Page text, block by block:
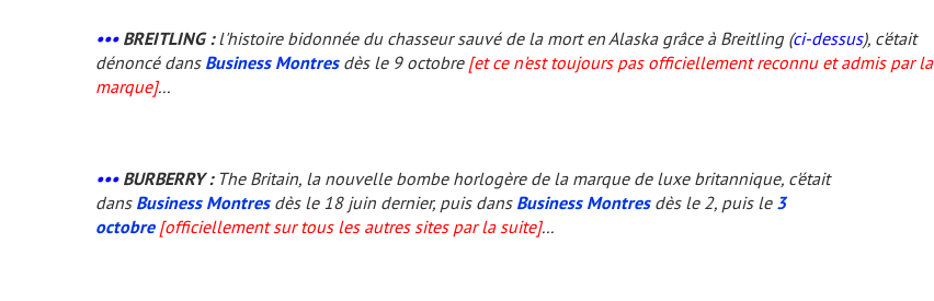
•••BREITLING :l'histoire bidonnée du chasseur sauvé de la mort en Alaska grâce à Breitling (ci-dessus), c'était
dénoncé dans Business Montresdès le 9 octobre [et ce n'est toujours pas officiellement reconnu et admis par la
marque]...
•••BURBERRY :The Britain, la nouvelle bombe horlogère de la marque de luxe britannique, c'était
dans Business Montresdès le 18 juin dernier, puis dans Business Montresdès le 2, puis le 3
octobre [officiellement sur tous les autres sites par la suite]...